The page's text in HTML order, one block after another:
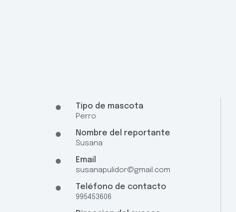
Tipo de mascota
Perro
Nombre del reportante
Susana
Email
susanapulidor@gmail.com
Teléfono de contacto
995453606